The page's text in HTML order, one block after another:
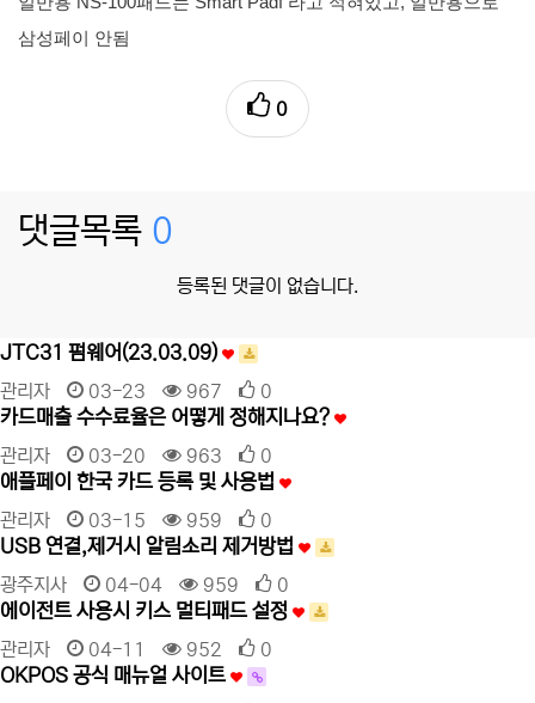
삼성페이 안됨
0
댓글목록 0
등록된 댓글이 없습니다.
JTC31 펌웨어(23.03.09)
관리자 03-23 967 0
카드매출 수수료율은 어떻게 정해지나요?
관리자 03-20 963 0
애플페이 한국 카드 등록 및 사용법
관리자 03-15 959 0
USB 연결,제거시 알림소리 제거방법
광주지사 04-04 959 0
에이전트 사용시 키스 멀티패드 설정
관리자 04-11 952 0
OKPOS 공식 매뉴얼 사이트